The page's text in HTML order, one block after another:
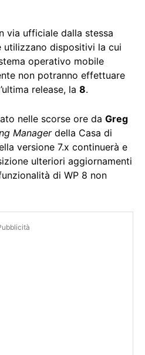
via ufficiale dalla stessa
utilizzano dispositivi la cui
operativo mobile
non potranno effettuare
release, la 8.
nelle scorse ore da Greg
Managerdella Casa di
versione 7.x continuerà e
ulteriori aggiornamenti
di WP 8 non